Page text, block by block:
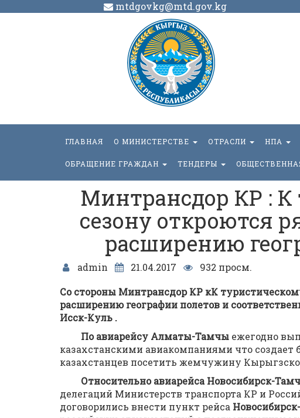
mtdgovkg@mtd.gov.kg
ГЛАВНАЯ О МИНИСТЕРСТВЕ ОТРАСЛИ НПА
ОБРАЩЕНИЕ ГРАЖДАН ТЕНДЕРЫ
Минтрансдор КР : К
сезону откроются
расширению
admin 21.04.2017
932 просм.
Со стороны Минтрансдор КР кК
расширению географии полетов и
Исск-Куль .
По авиарейсу Алматы-Тамчы ежегодно
казахстанскими авиакомпаниями что создает
казахстанцев посетить жемчужину
Относительно авиарейса Новосибирск-
делегаций Министерств транспорта КР и
договорились внести пункт рейса